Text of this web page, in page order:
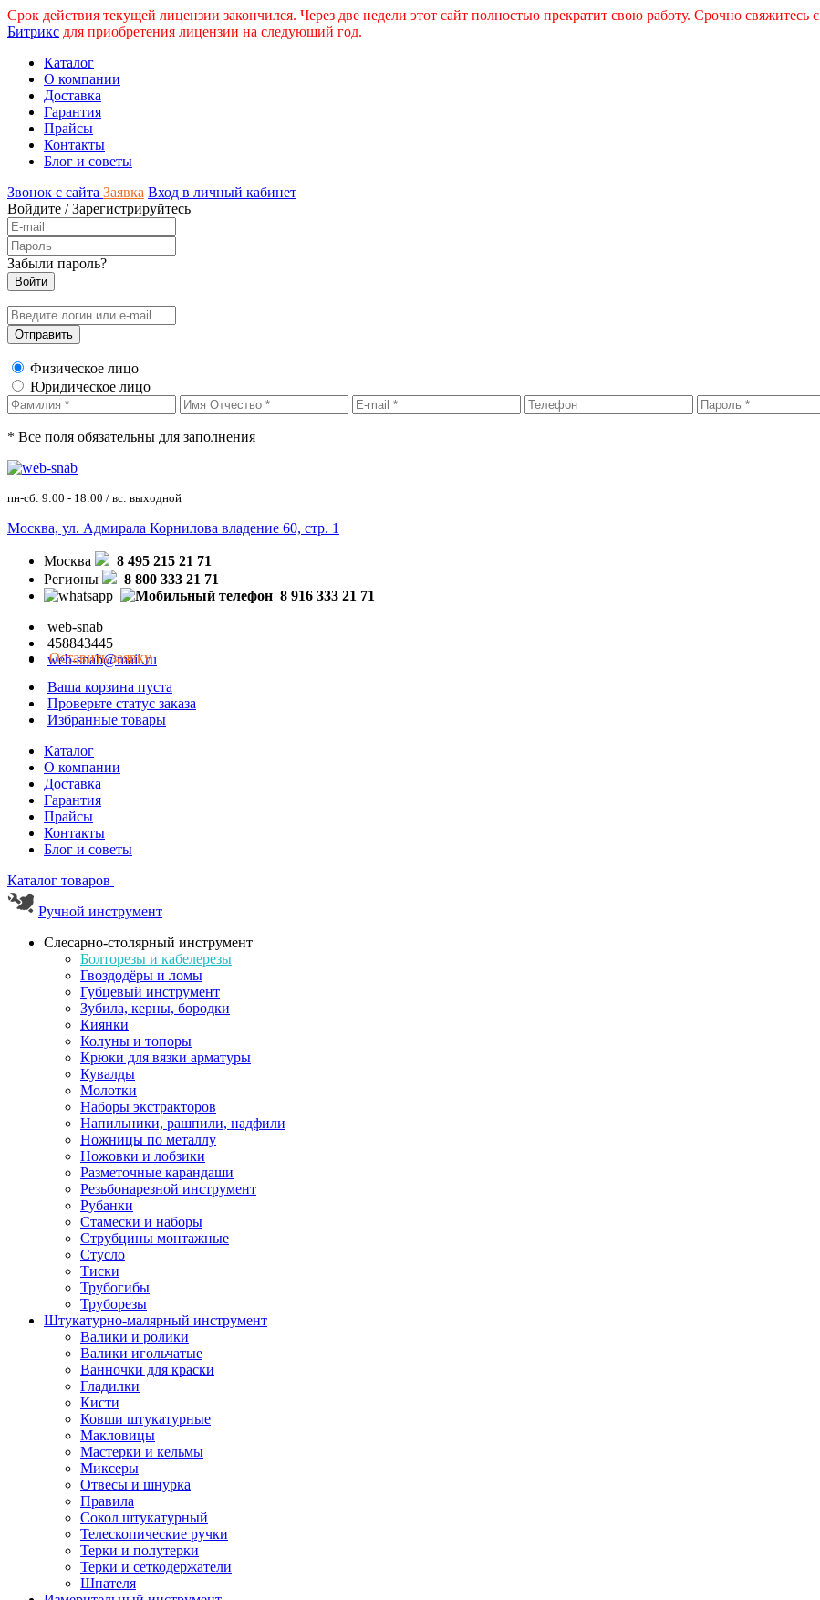
Срок действия текущей лицензии закончился. Через две недели этот сайт полностью прекратит свою работу. Срочно свяжитесь с
Битрикс для приобретения лицензии на следующий год.
Каталог
О компании
Доставка
Гарантия
Прайсы
Контакты
Блог и советы
Звонок с сайта Заявка Вход в личный кабинет
Войдите /Зарегистрируйтесь
Забыли пароль?
Физическое лицо
Юридическое лицо
* Все поля обязательны для заполнения
пн-сб: 9:00 - 18:00 / вс: выходной
Москва, ул. Адмирала Корнилова владение 60, стр. 1
Москва
8 495 215 21 71
Регионы
8 800 333 21 71
8 916 333 21 71
web-snab
458843445
web-snab@mail.ru
Оставить заявку
Ваша корзина пуста
Проверьте статус заказа
Избранные товары
Каталог
О компании
Доставка
Гарантия
Прайсы
Контакты
Блог и советы
Каталог товаров
Ручной инструмент
Слесарно-столярный инструмент
Болторезы и кабелерезы
Гвоздодёры и ломы
Губцевый инструмент
Зубила, керны, бородки
Киянки
Колуны и топоры
Крюки для вязки арматуры
Кувалды
Молотки
Наборы экстракторов
Напильники, рашпили, надфили
Ножницы по металлу
Ножовки и лобзики
Разметочные карандаши
Резьбонарезной инструмент
Рубанки
Стамески и наборы
Струбцины монтажные
Стусло
Тиски
Трубогибы
Труборезы
Штукатурно-малярный инструмент
Валики и ролики
Валики игольчатые
Ванночки для краски
Гладилки
Кисти
Ковши штукатурные
Макловицы
Мастерки и кельмы
Миксеры
Отвесы и шнурка
Правила
Сокол штукатурный
Телескопические ручки
Терки и полутерки
Терки и сеткодержатели
Шпателя